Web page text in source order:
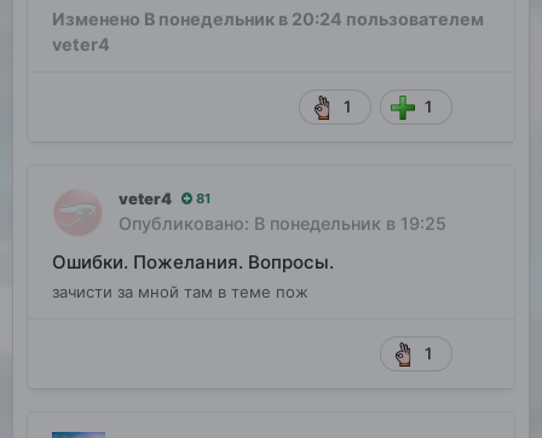
Изменено В понедельник в 20:24 пользователем
veter4
1 1
veter4 81
Опубликовано: В понедельник в 19:25
Ошибки. Пожелания. Вопросы.
зачисти за мной там в теме пож
1